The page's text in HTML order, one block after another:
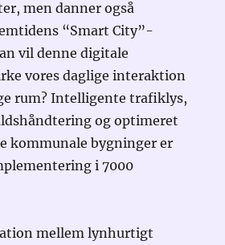
men danner også
“Smart City”-
vil denne digitale
vores daglige interaktion
rum? Intelligente trafiklys,
og optimeret
kommunale bygninger er
i 7000
mellem lynhurtigt